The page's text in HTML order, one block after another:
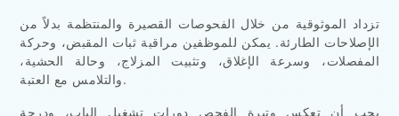
تزداد الموثوقية من خلال الفحوصات القصيرة والمنتظمة بدلاً من
الإصلاحات الطارئة. يمكن للموظفين مراقبة ثبات المقبض، وحركة
المفصلات، وسرعة الإغلاق، وتثبيت المزلاج، وحالة الحشية،
والتلامس مع العتبة.
يجب أن تعكس وتيرة الفحص دورات تشغيل الباب، ودرجة